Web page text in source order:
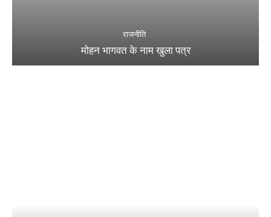
राजनीति
मोहन भागवत के नाम खुला पत्र